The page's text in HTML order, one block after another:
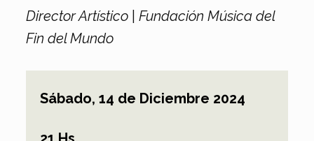
Director Artístico| Fundación Música del
Fin del Mundo
Sábado, 14 de Diciembre 2024